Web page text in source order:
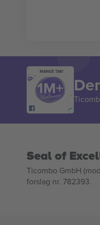
MANGE TAK!
Seal of
Ticombo GmbH
forslag nr. 782393.